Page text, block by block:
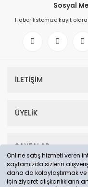
Online satış hizmeti veren
sayfamızda sizlerin
daha da kolaylaştırmak ve
için ziyaret alışkanlıkların
Sosyal
Haber listemize kayıt
İLETİŞİM
ÜYELİK
SAYFALAR
HESABIM